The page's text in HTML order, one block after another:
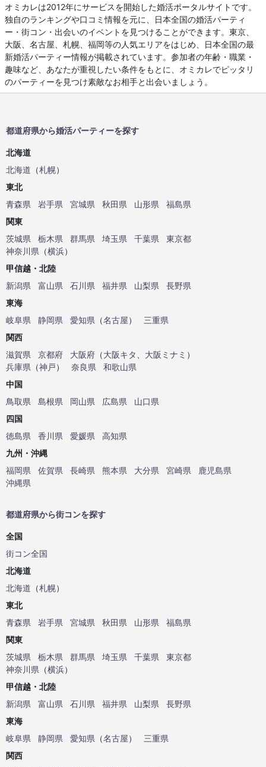
オミカレは2012年にサービスを開始した婚活ポータルサイトです。
独自のランキングや口コミ情報を元に、日本全国の婚活パーティ
ー・街コン・出会いのイベントを見つけることができます。東京、
大阪、名古屋、札幌、福岡等の人気エリアをはじめ、日本全国の最
新婚活パーティー情報が掲載されています。参加者の年齢・職業・
趣味など、あなたが重視したい条件をもとに、オミカレでピッタリ
のパーティーを見つけ素敵なお相手と出会いましょう。
都道府県から婚活パーティーを探す
北海道
北海道 （札幌）
東北
青森県
岩手県 宮城県 秋田県 山形県
福島県
関東
茨城県
栃木県 群馬県 埼玉県 千葉県
東京都
神奈川県 （横浜）
甲信越・北陸
新潟県
富山県 石川県 福井県 山梨県
長野県
東海
岐阜県
静岡県 愛知県 （名古屋）
三重県
関西
滋賀県
京都府 大阪府 （大阪キタ 大阪ミナミ ）
兵庫県 （神戸） 奈良県
和歌山県
中国
鳥取県
島根県 岡山県 広島県
山口県
四国
徳島県
香川県 愛媛県
高知県
九州・沖縄
福岡県
佐賀県 長崎県 熊本県 大分県 宮崎県
鹿児島県
沖縄県
都道府県から街コンを探す
全国
街コン全国
北海道
北海道 （札幌）
東北
青森県
岩手県 宮城県 秋田県 山形県
福島県
関東
茨城県
栃木県 群馬県 埼玉県 千葉県
東京都
神奈川県 （横浜）
甲信越・北陸
新潟県
富山県 石川県 福井県 山梨県
長野県
東海
岐阜県
静岡県 愛知県 （名古屋）
三重県
関西